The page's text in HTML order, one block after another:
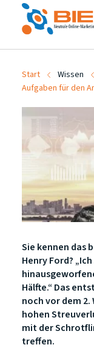
Start Wissen
Aufgaben für den
Sie kennen das
Henry Ford?
Hälfte.“ Das
noch vor dem
hohen
mit der
treffen.